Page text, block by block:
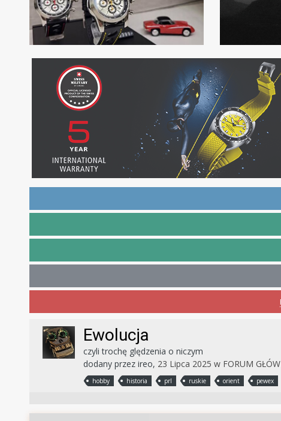
Ewolucja
czyli trochę ględzenia o niczym
dodany przez ireo, 23 Lipca 2025 w FORUM
hobby historia prl ruskie orient pewex